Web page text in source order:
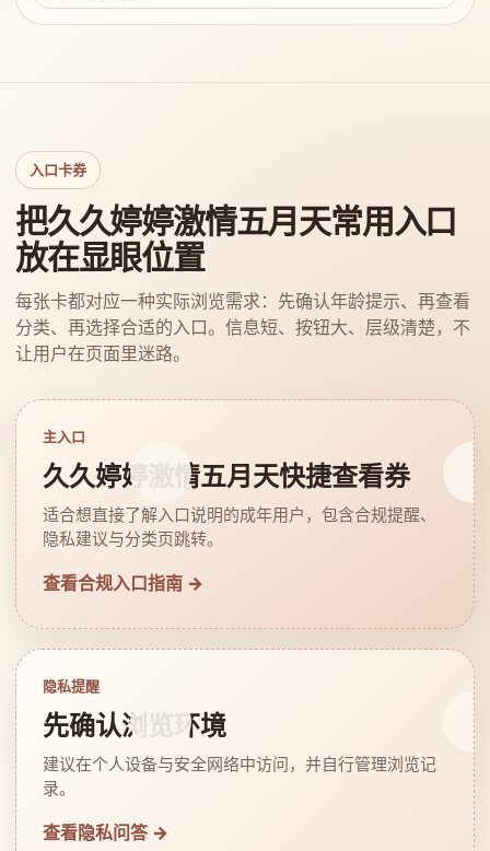
入口卡券
把久久婷婷激情五月天常用入口
放在显眼位置
每张卡都对应一种实际浏览需求：先确认年龄提示、再查看
分类、再选择合适的入口。信息短、按钮大、层级清楚，不
让用户在页面里迷路。
主入口
久久婷婷激情五月天快捷查看券
适合想直接了解入口说明的成年用户，包含合规提醒、
隐私建议与分类页跳转。
查看合规入口指南 →
隐私提醒
先确认浏览环境
建议在个人设备与安全网络中访问，并自行管理浏览记
录。
查看隐私问答 →